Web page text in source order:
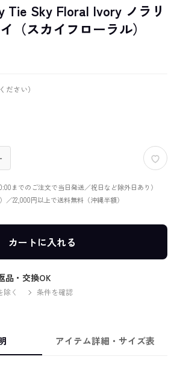
Tie Sky Floral Ivory ノラリ
（スカイフローラル）
ださい）
までのご注文で当日発送／祝日など除外日あり）
／22,000円以上で送料無料（沖縄半額）
カートに入れる
品・交換OK
く 条件を確認
アイテム詳細・サイズ表